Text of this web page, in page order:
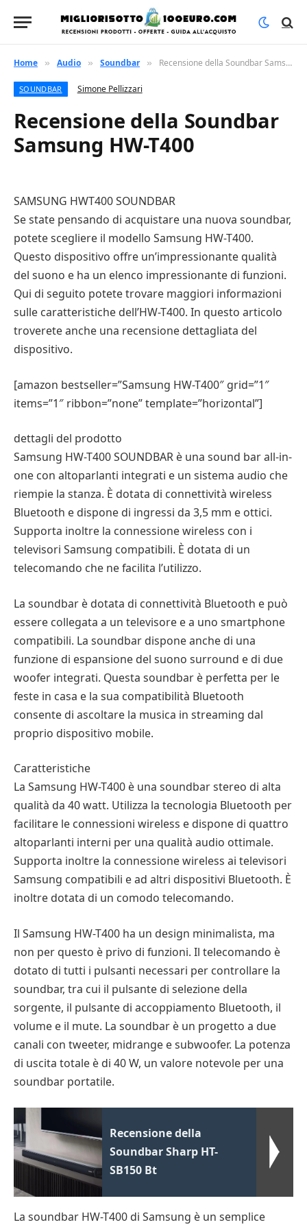
Home » Audio » Soundbar » Recensione della Soundbar Samsung HW-T400
SOUNDBAR Simone Pellizzari
Recensione della Soundbar
Samsung HW-T400
SAMSUNG HWT400 SOUNDBAR
Se state pensando di acquistare una nuova soundbar,
potete scegliere il modello Samsung HW-T400.
Questo dispositivo offre un’impressionante qualità
del suono e ha un elenco impressionante di funzioni.
Qui di seguito potete trovare maggiori informazioni
sulle caratteristiche dell’HW-T400. In questo articolo
troverete anche una recensione dettagliata del
dispositivo.
[amazon bestseller=”Samsung HW-T400″ grid=”1″
items=”1″ ribbon=”none” template=”horizontal”]
dettagli del prodotto
Samsung HW-T400 SOUNDBAR è una sound bar all-in-
one con altoparlanti integrati e un sistema audio che
riempie la stanza. È dotata di connettività wireless
Bluetooth e dispone di ingressi da 3,5 mm e ottici.
Supporta inoltre la connessione wireless con i
televisori Samsung compatibili. È dotata di un
telecomando che ne facilita l’utilizzo.
La soundbar è dotata di connettività Bluetooth e può
essere collegata a un televisore e a uno smartphone
compatibili. La soundbar dispone anche di una
funzione di espansione del suono surround e di due
woofer integrati. Questa soundbar è perfetta per le
feste in casa e la sua compatibilità Bluetooth
consente di ascoltare la musica in streaming dal
proprio dispositivo mobile.
Caratteristiche
La Samsung HW-T400 è una soundbar stereo di alta
qualità da 40 watt. Utilizza la tecnologia Bluetooth per
facilitare le connessioni wireless e dispone di quattro
altoparlanti interni per una qualità audio ottimale.
Supporta inoltre la connessione wireless ai televisori
Samsung compatibili e ad altri dispositivi Bluetooth. È
inoltre dotata di un comodo telecomando.
Il Samsung HW-T400 ha un design minimalista, ma
non per questo è privo di funzioni. Il telecomando è
dotato di tutti i pulsanti necessari per controllare la
soundbar, tra cui il pulsante di selezione della
sorgente, il pulsante di accoppiamento Bluetooth, il
volume e il mute. La soundbar è un progetto a due
canali con tweeter, midrange e subwoofer. La potenza
di uscita totale è di 40 W, un valore notevole per una
soundbar portatile.
Recensione della
Soundbar Sharp HT-
SB150 Bt
La soundbar HW-T400 di Samsung è un semplice